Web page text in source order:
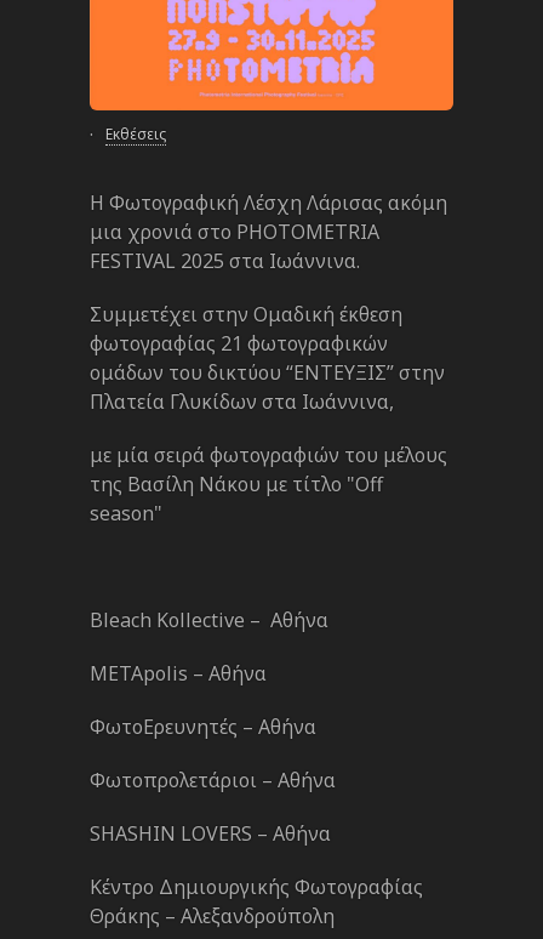
· Εκθέσεις
Η Φωτογραφική Λέσχη Λάρισας ακόμη
μια χρονιά στο PHOTOMETRIA
FESTIVAL 2025 στα Ιωάννινα.
Συμμετέχει στην Ομαδική έκθεση
φωτογραφίας 21 φωτογραφικών
ομάδων του δικτύου “ΕΝΤΕΥΞΙΣ” στην
Πλατεία Γλυκίδων στα Ιωάννινα,
με μία σειρά φωτογραφιών του μέλους
της Βασίλη Νάκου με τίτλο "Off
season"
Bleach Kollective – Αθήνα
METApolis – Αθήνα
ΦωτοΕρευνητές – Αθήνα
Φωτοπρολετάριοι – Αθήνα
SHASHIN LOVERS – Αθήνα
Κέντρο Δημιουργικής Φωτογραφίας
Θράκης – Αλεξανδρούπολη